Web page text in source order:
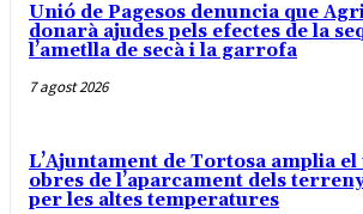
Unió de Pagesos denuncia que
donarà ajudes pels efectes de la
l’ametlla de secà i la garrofa
7 agost 2026
L’Ajuntament de Tortosa amplia
obres de l’aparcament dels
per les altes temperatures